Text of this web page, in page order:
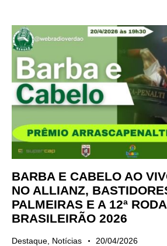
BARBA E CABELO AO
NO ALLIANZ,
PALMEIRAS E A 12ª
BRASILEIRÃO 2026
Destaque Notícias 20/04/2026